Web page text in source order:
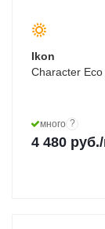
Ikon
Character
много ?
4 480 руб.